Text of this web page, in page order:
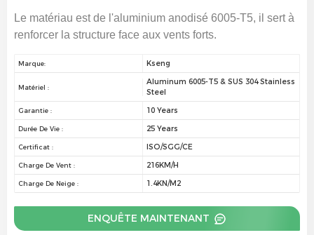
Le matériau est de l'aluminium anodisé 6005-T5, il sert à
renforcer la structure face aux vents forts.
Marque: Kseng
Matériel :
Aluminum 6005-T5 & SUS 304 Stainless
Steel
Garantie : 10 Years
Durée De Vie : 25 Years
Certificat : ISO/SGG/CE
Charge De Vent : 216KM/H
Charge De Neige : 1.4KN/M2
ENQUÊTE MAINTENANT